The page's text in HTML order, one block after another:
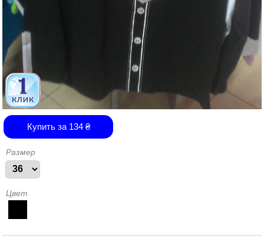
Купить за 134₴
Размер
Цвет